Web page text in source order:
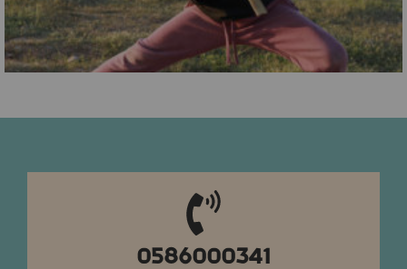
0586000341